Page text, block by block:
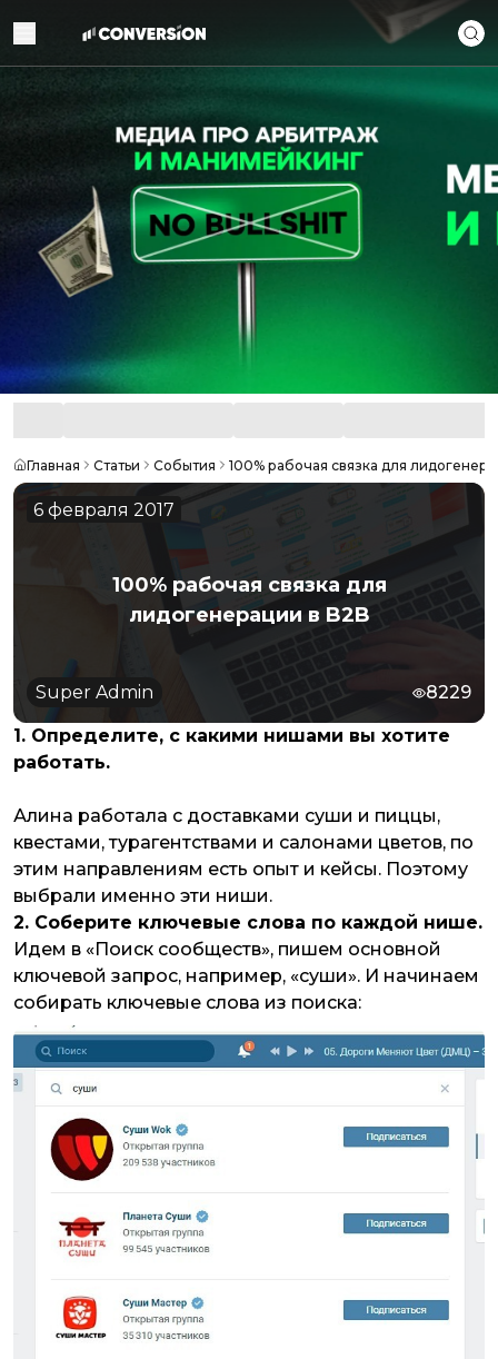
Главная Статьи События 100% рабочая связка для
6 февраля 2017
100% рабочая связка для
лидогенерации в B2B
Super Admin 8229
1. Определите, с какими нишами вы хотите
работать.
Алина работала с доставками суши и пиццы,
квестами, турагентствами и салонами цветов, по
этим направлениям есть опыт и кейсы. Поэтому
выбрали именно эти ниши.
2. Соберите ключевые слова по каждой нише.
Идем в «Поиск сообществ», пишем основной
ключевой запрос, например, «суши». И начинаем
собирать ключевые слова из поиска: